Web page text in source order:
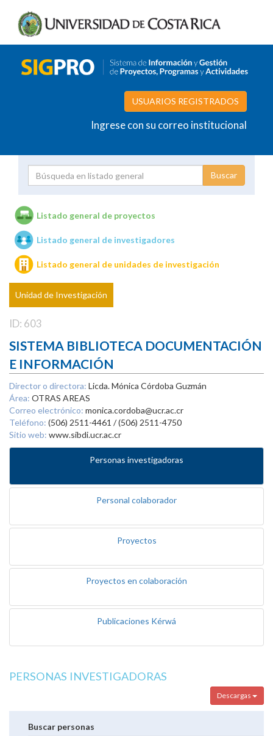
USUARIOS REGISTRADOS
Ingrese con su correo institucional
Unidades de investigación
Listado general de proyectos
Listado general de investigadores
Listado general de unidades de investigación
Unidad de Investigación
ID: 603
SISTEMA BIBLIOTECA DOCUMENTACIÓN
E INFORMACIÓN
Director o directora: Licda. Mónica Córdoba Guzmán
Área: OTRAS AREAS
Correo electrónico: monica.cordoba@ucr.ac.cr
Teléfono: (506) 2511-4461 / (506) 2511-4750
Sitio web: www.sibdi.ucr.ac.cr
Personas investigadoras
Personal colaborador
Proyectos
Proyectos en colaboración
Publicaciones Kérwá
PERSONAS INVESTIGADORAS
Descargas
Buscar personas